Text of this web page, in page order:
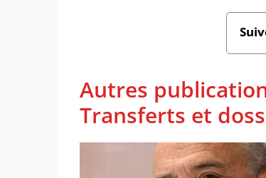
Autres
Transferts et